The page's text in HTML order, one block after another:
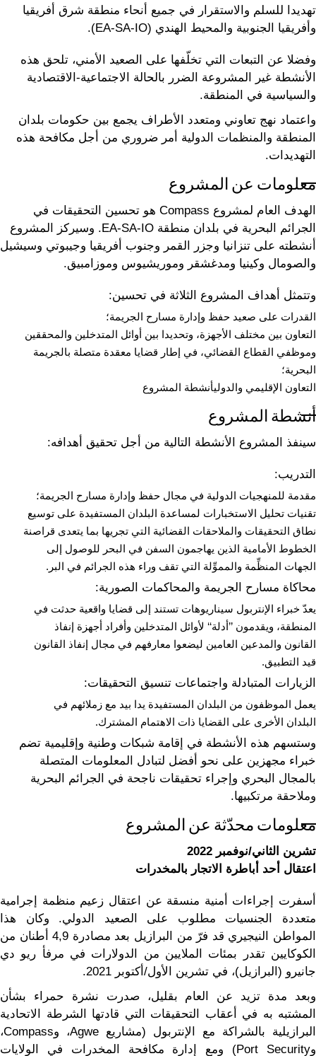
تهديدا للسلم والاستقرار في جميع أنحاء منطقة شرق أفريقيا
وأفريقيا الجنوبية والمحيط الهندي (EA-SA-IO).
وفضلا عن التبعات التي تخلّفها على الصعيد الأمني، تلحق هذه
الأنشطة غير المشروعة الضرر بالحالة الاجتماعية-الاقتصادية
والسياسية في المنطقة.
واعتماد نهج تعاوني ومتعدد الأطراف يجمع بين حكومات بلدان
المنطقة والمنظمات الدولية أمر ضروري من أجل مكافحة هذه
التهديدات.
معلومات عن المشروع
الهدف العام لمشروع Compass هو تحسين التحقيقات في
الجرائم البحرية في بلدان منطقة EA-SA-IO. وسيركز المشروع
أنشطته على تنزانيا وجزر القمر وجنوب أفريقيا وجيبوتي وسيشيل
والصومال وكينيا ومدغشقر وموريشيوس وموزامبيق.
وتتمثل أهداف المشروع الثلاثة في تحسين:
القدرات على صعيد حفظ وإدارة مسارح الجريمة؛
التعاون بين مختلف الأجهزة، وتحديدا بين أوائل المتدخلين والمحققين
وموظفي القطاع القضائي، في إطار قضايا معقدة متصلة بالجريمة
البحرية؛
التعاون الإقليمي والدوليأنشطة المشروع
أنشطة المشروع
سينفذ المشروع الأنشطة التالية من أجل تحقيق أهدافه:
التدريب:
مقدمة للمنهجيات الدولية في مجال حفظ وإدارة مسارح الجريمة؛
تقنيات تحليل الاستخبارات لمساعدة البلدان المستفيدة على توسيع
نطاق التحقيقات والملاحقات القضائية التي تجريها بما يتعدى قراصنة
الخطوط الأمامية الذين يهاجمون السفن في البحر للوصول إلى
الجهات المنظِّمة والمموِّلة التي تقف وراء هذه الجرائم في البر.
محاكاة مسارح الجريمة والمحاكمات الصورية:
يعدّ خبراء الإنتربول سيناريوهات تستند إلى قضايا واقعية حدثت في
المنطقة، ويقدمون ’’أدلة‘‘ لأوائل المتدخلين وأفراد أجهزة إنفاذ
القانون والمدعين العامين ليضعوا معارفهم في مجال إنفاذ القانون
قيد التطبيق.
الزيارات المتبادلة واجتماعات تنسيق التحقيقات:
يعمل الموظفون من البلدان المستفيدة يدا بيد مع زملائهم في
البلدان الأخرى على القضايا ذات الاهتمام المشترك.
وستسهم هذه الأنشطة في إقامة شبكات وطنية وإقليمية تضم
خبراء مجهزين على نحو أفضل لتبادل المعلومات المتصلة
بالمجال البحري وإجراء تحقيقات ناجحة في الجرائم البحرية
وملاحقة مرتكبيها.
معلومات محدّثة عن المشروع
تشرين الثاني/نوفمبر 2022
اعتقال أحد أباطرة الاتجار بالمخدرات
أسفرت إجراءات أمنية منسقة عن اعتقال زعيم منظمة إجرامية
متعددة الجنسيات مطلوب على الصعيد الدولي. وكان هذا
المواطن النيجيري قد فرّ من البرازيل بعد مصادرة 4,9 أطنان من
الكوكايين تقدر بمئات الملايين من الدولارات في مرفأ ريو دي
جانيرو (البرازيل)، في تشرين الأول/أكتوبر 2021.
وبعد مدة تزيد عن العام بقليل، صدرت نشرة حمراء بشأن
المشتبه به في أعقاب التحقيقات التي قادتها الشرطة الاتحادية
البرازيلية بالشراكة مع الإنتربول (مشاريع Agwe، وCompass،
وPort Security) ومع إدارة مكافحة المخدرات في الولايات